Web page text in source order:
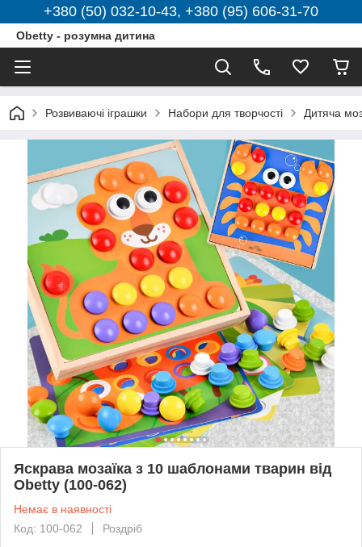
+380 (50) 032-10-43, +380 (95) 606-31-70
Obetty - розумна дитина
Розвиваючі іграшки Набори для творчості Дитяча
Яскрава мозаїка з 10 шаблонами тварин від
Obetty (100-062)
Немає в наявності
Код: 100-062
Роздріб